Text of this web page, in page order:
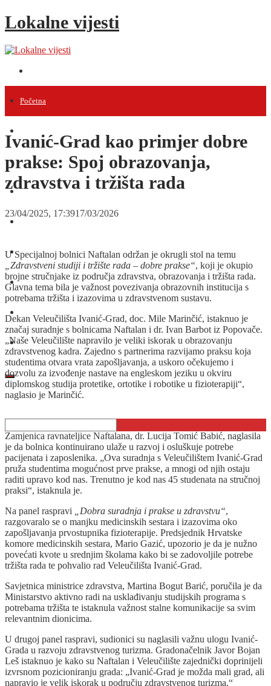
Lokalne vijesti
Početna
Projekti
Događanja
Razno
O nama
Oglašavanje
Kontakt
Ivanić-Grad kao primjer dobre
prakse: Spoj obrazovanja,
zdravstva i tržišta rada
23/04/2025, 17:3917/03/2026
U Specijalnoj bolnici Naftalan održan je okrugli stol na temu
„Zdravstveni studiji i tržište rada – dobre prakse“, koji je okupio
brojne stručnjake iz područja zdravstva, obrazovanja i tržišta rada.
Glavna tema bila je važnost povezivanja obrazovnih institucija s
potrebama tržišta i izazovima u zdravstvenom sustavu.
Dekan Veleučilišta Ivanić-Grad, doc. Mile Marinčić, istaknuo je
značaj suradnje s bolnicama Naftalan i dr. Ivan Barbot iz Popovače.
„Naše Veleučilište napravilo je veliki iskorak u obrazovanju
zdravstvenog kadra. Zajedno s partnerima razvijamo praksu koja
studentima otvara vrata zapošljavanja, a uskoro očekujemo i
dozvolu za izvođenje nastave na engleskom jeziku u okviru
diplomskog studija protetike, ortotike i robotike u fizioterapiji“,
naglasio je Marinčić.
Zamjenica ravnateljice Naftalana, dr. Lucija Tomić Babić, naglasila
je da bolnica kontinuirano ulaže u razvoj i osluškuje potrebe
pacijenata i zaposlenika. „Ova suradnja s Veleučilištem Ivanić-Grad
pruža studentima mogućnost prve prakse, a mnogi od njih ostaju
raditi upravo kod nas. Trenutno je kod nas 45 studenata na stručnoj
praksi“, istaknula je.
Na panel raspravi
„Dobra suradnja i prakse u zdravstvu“,
razgovaralo se o manjku medicinskih sestara i izazovima oko
zapošljavanja prvostupnika fizioterapije. Predsjednik Hrvatske
komore medicinskih sestara, Mario Gazić, upozorio je da je nužno
povećati kvote u srednjim školama kako bi se zadovoljile potrebe
tržišta rada te pohvalio rad Veleučilišta Ivanić-Grad.
Savjetnica ministrice zdravstva, Martina Bogut Barić, poručila je da
Ministarstvo aktivno radi na usklađivanju studijskih programa s
potrebama tržišta te istaknula važnost stalne komunikacije sa svim
relevantnim dionicima.
U drugoj panel raspravi, sudionici su naglasili važnu ulogu Ivanić-
Grada u razvoju zdravstvenog turizma. Gradonačelnik Javor Bojan
Leš istaknuo je kako su Naftalan i Veleučilište zajednički doprinijeli
izvrsnom pozicioniranju grada: „Ivanić-Grad je možda mali grad, ali
napravio je velik iskorak u području zdravstvenog turizma.“